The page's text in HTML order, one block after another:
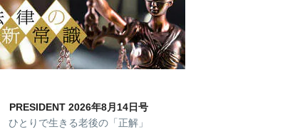
PRESIDENT 2026年8月14日号
ひとりで生きる老後の「正解」